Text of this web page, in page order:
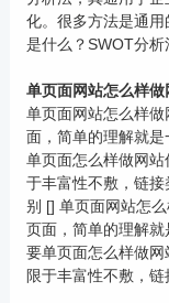
化。很多方法是通
是什么？SWOT分析
单页面网站怎么样
单页面网站怎么样
面，简单的理解就
单页面怎么样做网
于丰富性不敷，链
别 [] 单页面网站怎
页面，简单的理解
要单页面怎么样做
限于丰富性不敷，链